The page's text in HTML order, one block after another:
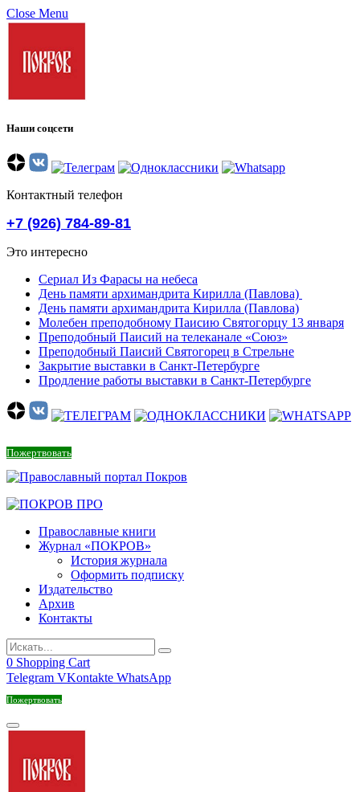
Close Menu
Наши соцсети
Контактный телефон
+7 (926) 784-89-81
Это интересно
Сериал Из Фарасы на небеса
День памяти архимандрита Кирилла (Павлова)
День памяти архимандрита Кирилла (Павлова)
Молебен преподобному Паисию Святогорцу 13 января
Преподобный Паисий на телеканале «Союз»
Преподобный Паисий Святогорец в Стрельне
Закрытие выставки в Санкт-Петербурге
Продление работы выставки в Санкт-Петербурге
Пожертвовать
Православные книги
Журнал «ПОКРОВ»
История журнала
Оформить подписку
Издательство
Архив
Контакты
0 Shopping Cart
Telegram VKontakte WhatsApp
Пожертвовать